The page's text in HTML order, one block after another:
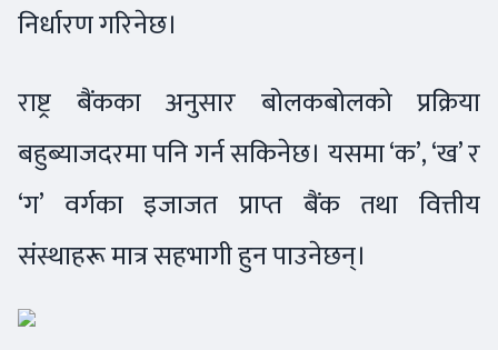
निर्धारण गरिनेछ।
राष्ट्र बैंकका अनुसार बोलकबोलको प्रक्रिया
बहुब्याजदरमा पनि गर्न सकिनेछ। यसमा ‘क’, ‘ख’ र
‘ग’ वर्गका इजाजत प्राप्त बैंक तथा वित्तीय
संस्थाहरू मात्र सहभागी हुन पाउनेछन्।